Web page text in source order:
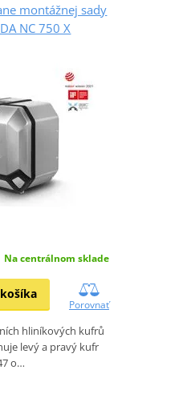
montážnej sady
NC 750 X
Na centrálnom sklade
Porovnať
hliníkových kufrů
levý a pravý kufr
o…